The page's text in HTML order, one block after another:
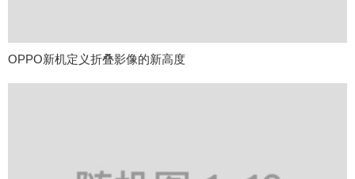
OPPO新机定义折叠影像的新高度